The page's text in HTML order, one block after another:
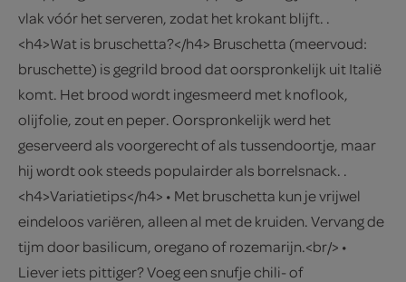
vlak vóór het serveren, zodat het krokant blijft. .
<h4>Wat is bruschetta?</h4> Bruschetta (meervoud:
bruschette) is gegrild brood dat oorspronkelijk uit Italië
komt. Het brood wordt ingesmeerd met knoflook,
olijfolie, zout en peper. Oorspronkelijk werd het
geserveerd als voorgerecht of als tussendoortje, maar
hij wordt ook steeds populairder als borrelsnack. .
<h4>Variatietips</h4> • Met bruschetta kun je vrijwel
eindeloos variëren, alleen al met de kruiden. Vervang de
tijm door basilicum, oregano of rozemarijn.<br/> •
Liever iets pittiger? Voeg een snufje chili- of